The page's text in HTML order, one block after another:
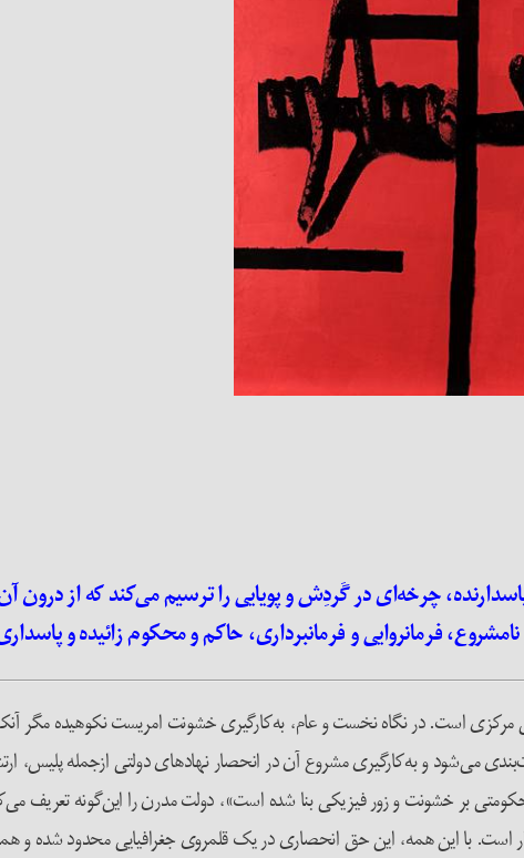
چرخه‌ای در گَردِش و پویایی را ترسیم ‌می‌کند که از درون
فرمانروایی و فرمانبرداری، حاکم و محکوم زائیده و
است. در نگاه نخست و عام، به‌کارگیری خشونت امریست نکوهیده مگر
می‌شود و به‌کارگیری مشروع آن در انحصار نهادهای دولتی ازجمله پلیس،
با این همه، این حق انحصاری در یک قلمروی جغرافیایی محدود شده و